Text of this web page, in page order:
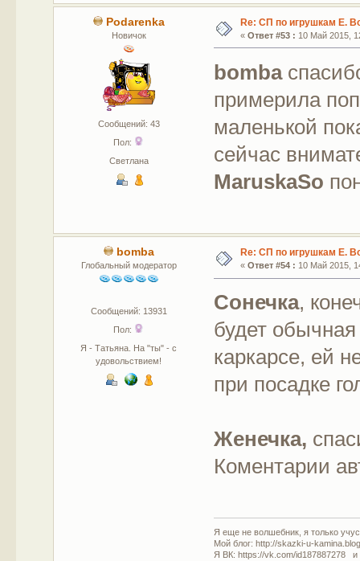
Podarenka
Новичок
Сообщений: 43
Пол:
Светлана
Re: СП по игрушкам Е.
« Ответ #53 : 10 Май 2015,
bomba
примерила
маленькой
сейчас
MaruskaSo
bomba
Глобальный модератор
Сообщений: 13931
Пол:
Я - Татьяна. На "ты" - с
удовольствием!
Re: СП по игрушкам Е.
« Ответ #54 : 10 Май 2015,
Сонечка,
будет
каркарсе, ей
при посадке
Женечка,
Коментарии
Я еще не волшебник, я только
Мой блог: http://skazki-u-
Я ВК: https://vk.com/id187887278 и